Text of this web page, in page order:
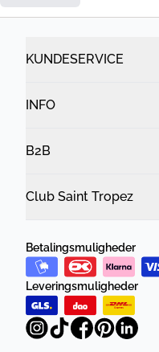
KUNDESERVICE
INFO
B2B
Club Saint Tropez
Betalingsmuligheder
Leveringsmuligheder